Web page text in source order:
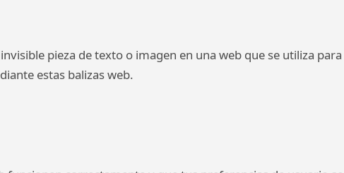
pieza de texto o imagen en una web que se utiliza
estas balizas web.